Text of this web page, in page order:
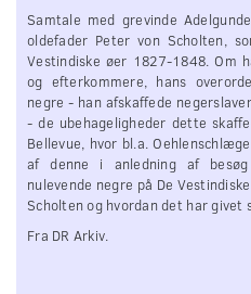
Samtale med grevinde
oldefader Peter von Scholten,
Vestindiske øer 1827-1848. Om
og efterkommere, hans
negre - han afskaffede
- de ubehageligheder dette
Bellevue, hvor bl.a.
af denne i anledning af
nulevende negre på De
Scholten og hvordan det har givet
Fra DR Arkiv.